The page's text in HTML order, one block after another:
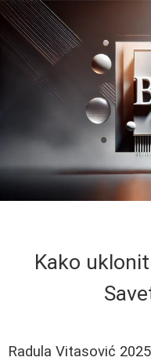
Kako
Radula Vitasović